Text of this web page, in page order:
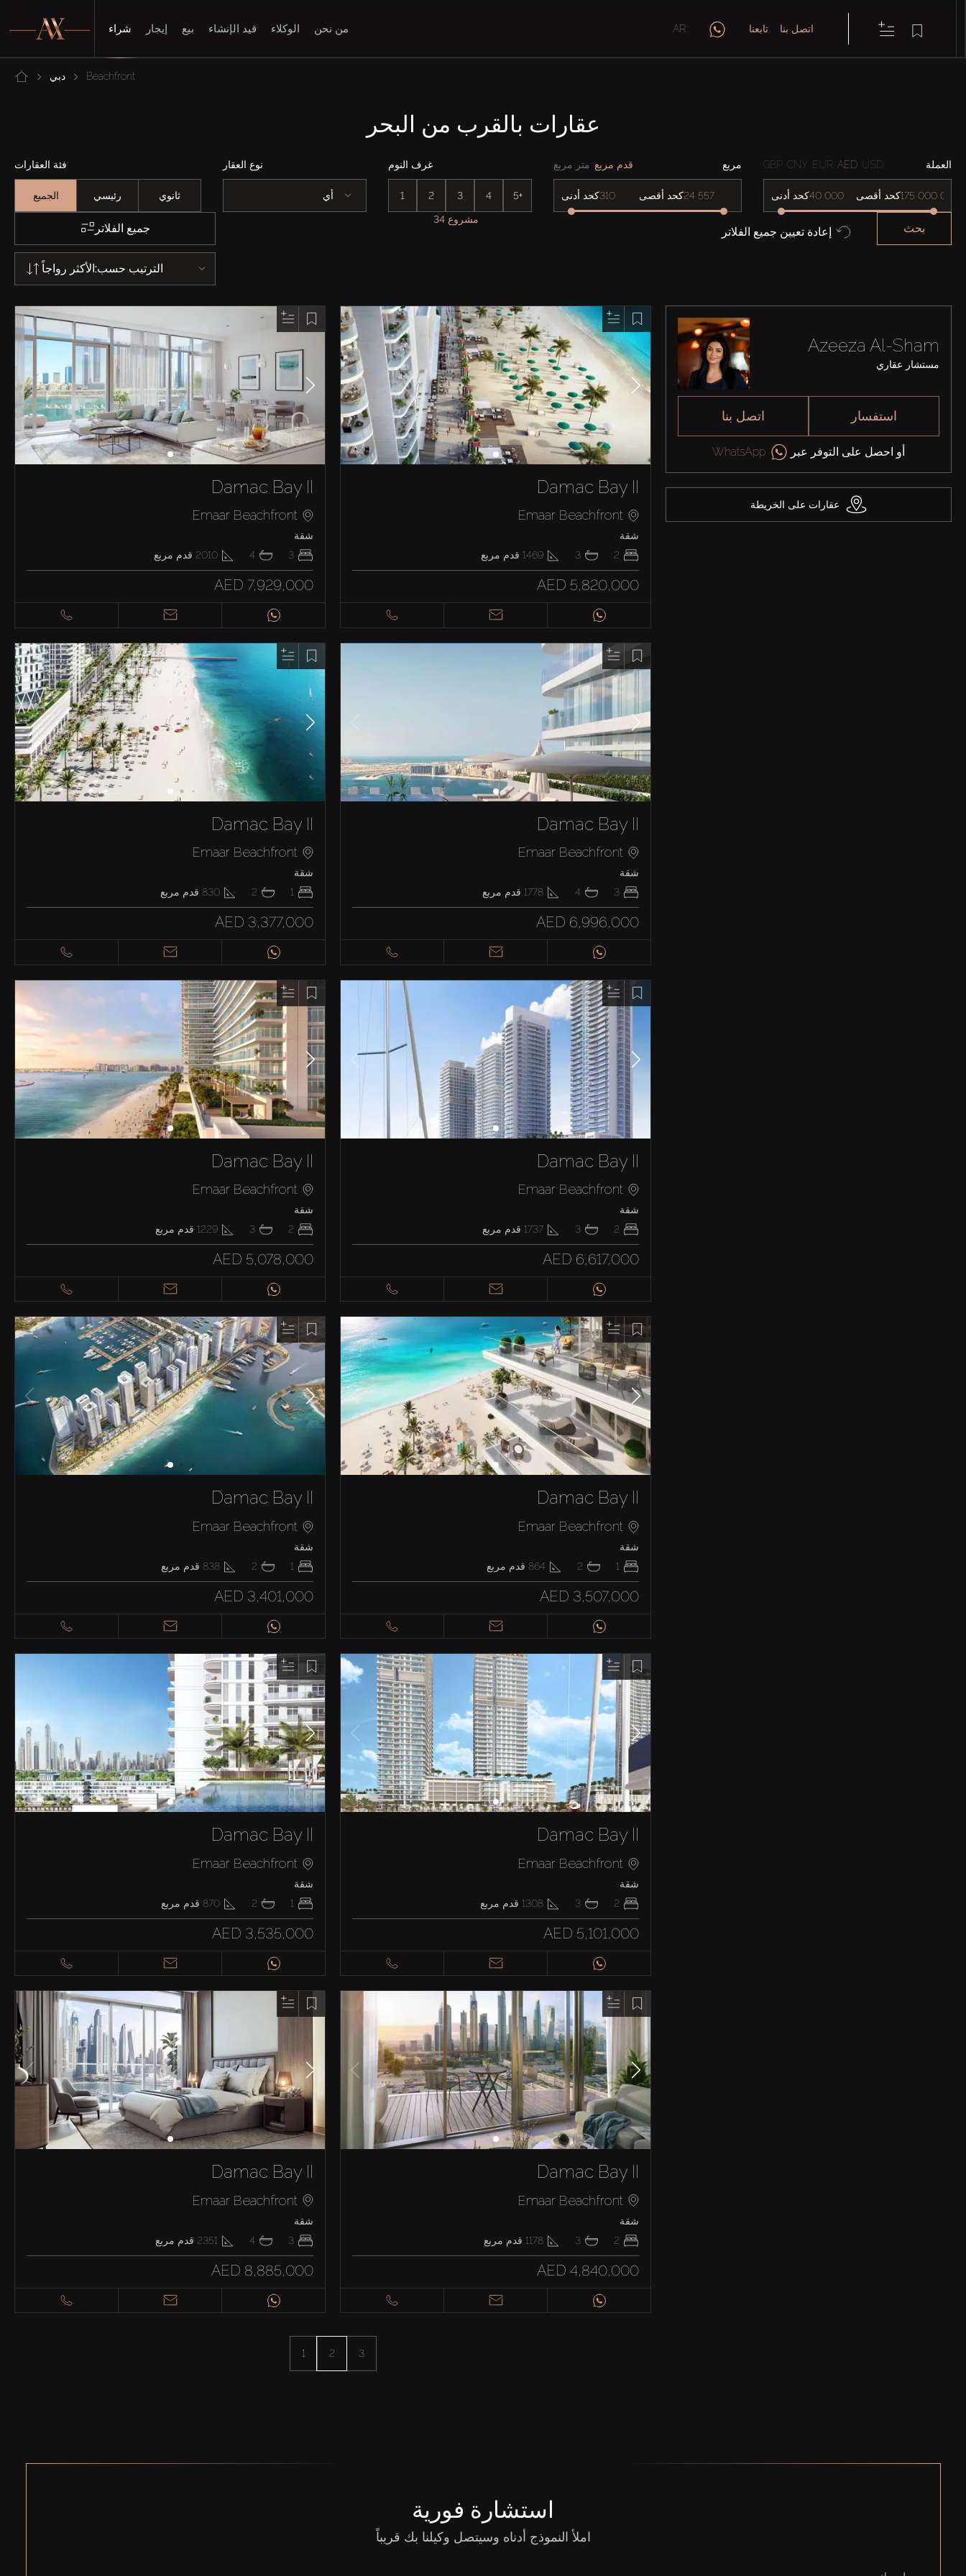
شراء إيجار بيع قيد الإنشاء الوكلاء من نحن AR تابعنا اتصل بنا
دبي Beachfront
عقارات بالقرب من البحر
فئة العقارات
الجميع رئيسي ثانوي
نوع العقار
أي
غرف النوم
1 2 3 4 5+
مربع متر مربع قدم مربع
كحد أدنى كحد أقصى
العملة GBP CNY EUR AED USD
كحد أدنى كحد أقصى
جميع الفلاتر
34 مشروع
إعادة تعيين جميع الفلاتر بحث
الأكثر رواجاًالترتيب حسب:
Damac Bay II
Emaar Beachfront
شقة
3
4
2010 قدم مربع
AED 7,929,000
Damac Bay II
Emaar Beachfront
شقة
2
3
1469 قدم مربع
AED 5,820,000
Damac Bay II
Emaar Beachfront
شقة
1
2
830 قدم مربع
AED 3,377,000
Damac Bay II
Emaar Beachfront
شقة
3
4
1778 قدم مربع
AED 6,996,000
Damac Bay II
Emaar Beachfront
شقة
2
3
1229 قدم مربع
AED 5,078,000
Damac Bay II
Emaar Beachfront
شقة
2
3
1737 قدم مربع
AED 6,617,000
Damac Bay II
Emaar Beachfront
شقة
1
2
838 قدم مربع
AED 3,401,000
Damac Bay II
Emaar Beachfront
شقة
1
2
864 قدم مربع
AED 3,507,000
Damac Bay II
Emaar Beachfront
شقة
1
2
870 قدم مربع
AED 3,535,000
Damac Bay II
Emaar Beachfront
شقة
2
3
1308 قدم مربع
AED 5,101,000
Damac Bay II
Emaar Beachfront
شقة
3
4
2351 قدم مربع
AED 8,885,000
Damac Bay II
Emaar Beachfront
شقة
2
3
1178 قدم مربع
AED 4,840,000
1 2 3
Azeeza Al-Sham
مستشار عقاري
اتصل بنا استفسار
أو احصل على التوفر عبر WhatsApp
عقارات على الخريطة
استشارة فورية
املأ النموذج أدناه وسيتصل وكيلنا بك قريباً